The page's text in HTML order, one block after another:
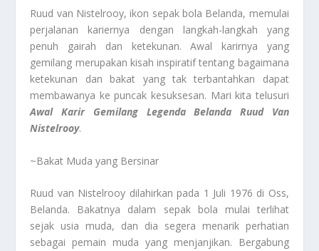
Ruud van Nistelrooy, ikon sepak bola Belanda, memulai
perjalanan kariernya dengan langkah-langkah yang
penuh gairah dan ketekunan. Awal karirnya yang
gemilang merupakan kisah inspiratif tentang bagaimana
ketekunan dan bakat yang tak terbantahkan dapat
membawanya ke puncak kesuksesan. Mari kita telusuri
Awal Karir Gemilang Legenda Belanda Ruud Van
Nistelrooy.
~Bakat Muda yang Bersinar
Ruud van Nistelrooy dilahirkan pada 1 Juli 1976 di Oss,
Belanda. Bakatnya dalam sepak bola mulai terlihat
sejak usia muda, dan dia segera menarik perhatian
sebagai pemain muda yang menjanjikan. Bergabung